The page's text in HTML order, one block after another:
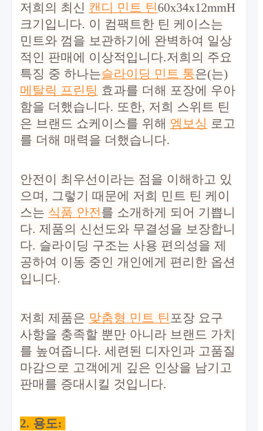
저희의 최신 캔디 민트 틴60x34x12mmH
크기입니다. 이 컴팩트한 틴 케이스는
민트와 껌을 보관하기에 완벽하여 일상
적인 판매에 이상적입니다.저희의 주요
특징 중 하나는슬라이딩 민트 통은(는)
메탈릭 프린팅 효과를 더해 포장에 우아
함을 더했습니다. 또한, 저희 스위트 틴
은 브랜드 쇼케이스를 위해 엠보싱 로고
를 더해 매력을 더했습니다.
안전이 최우선이라는 점을 이해하고 있
으며, 그렇기 때문에 저희 민트 틴 케이
스는 식품 안전를 소개하게 되어 기쁩니
다. 제품의 신선도와 무결성을 보장합니
다. 슬라이딩 구조는 사용 편의성을 제
공하여 이동 중인 개인에게 편리한 옵션
입니다.
저희 제품은 맞춤형 민트 틴포장 요구
사항을 충족할 뿐만 아니라 브랜드 가치
를 높여줍니다. 세련된 디자인과 고품질
마감으로 고객에게 깊은 인상을 남기고
판매를 증대시킬 것입니다.
2. 용도: